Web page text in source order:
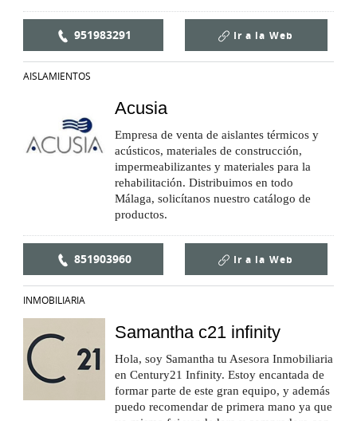
951983291 Ir a la Web
AISLAMIENTOS
Acusia
Empresa de venta de aislantes térmicos y
acústicos, materiales de construcción,
impermeabilizantes y materiales para la
rehabilitación. Distribuimos en todo
Málaga, solicítanos nuestro catálogo de
productos.
851903960 Ir a la Web
INMOBILIARIA
Samantha c21 infinity
Hola, soy Samantha tu Asesora Inmobiliaria
en Century21 Infinity. Estoy encantada de
formar parte de este gran equipo, y además
puedo recomendar de primera mano ya que